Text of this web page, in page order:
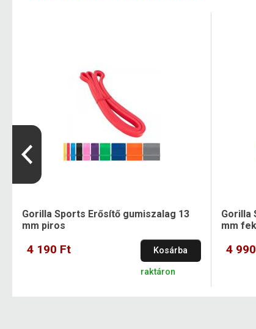
Gorilla Sports Erősítő gumiszalag 13
mm piros
4 190 Ft Kosárba
raktáron
Gorilla
mm
4